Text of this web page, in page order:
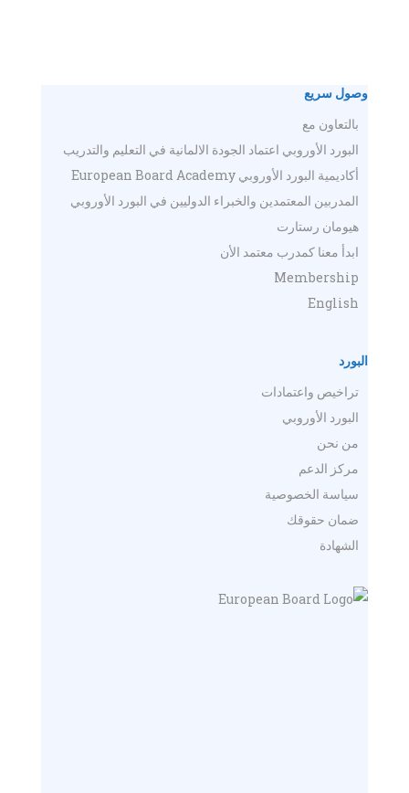
وصول سريع
بالتعاون مع
البورد الأوروبي اعتماد الجودة الالمانية في التعليم والتدريب
أكاديمية البورد الأوروبي European Board Academy
المدربين المعتمدين والخبراء الدوليين في البورد الأوروبي
هيومان رستارت
ابدأ معنا كمدرب معتمد الأن
Membership
English
البورد
تراخيص واعتمادات
البورد الأوروبي
من نحن
مركز الدعم
سياسة الخصوصية
ضمان حقوقك
الشهادة